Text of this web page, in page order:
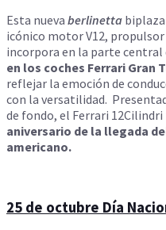
Esta nueva berlinetta
icónico motor V12,
incorpora en la parte central
en los coches Ferrari Gran
reflejar la emoción de
con la versatilidad.
de fondo, el Ferrari
aniversario de la llegada
americano.
25 de octubre Día